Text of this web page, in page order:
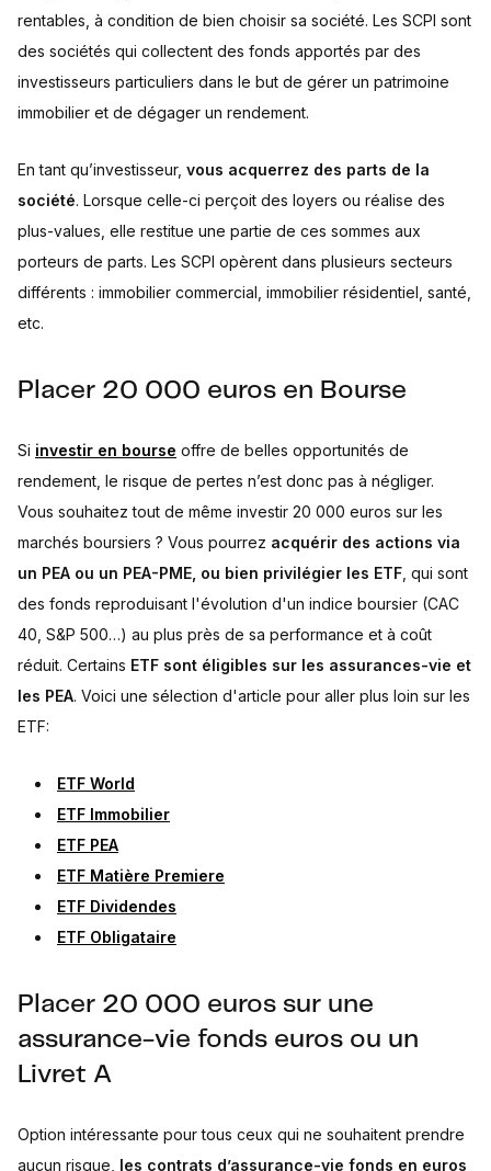
rentables, à condition de bien choisir sa société. Les SCPI sont
des sociétés qui collectent des fonds apportés par des
investisseurs particuliers dans le but de gérer un patrimoine
immobilier et de dégager un rendement.
En tant qu’investisseur, vous acquerrez des parts de la
société. Lorsque celle-ci perçoit des loyers ou réalise des
plus-values, elle restitue une partie de ces sommes aux
porteurs de parts. Les SCPI opèrent dans plusieurs secteurs
différents : immobilier commercial, immobilier résidentiel, santé,
etc.
Placer 20 000 euros en Bourse
Si investir en bourse offre de belles opportunités de
rendement, le risque de pertes n’est donc pas à négliger.
Vous souhaitez tout de même investir 20 000 euros sur les
marchés boursiers ? Vous pourrez acquérir des actions via
un PEA ou un PEA-PME, ou bien privilégier les ETF , qui sont
des fonds reproduisant l'évolution d'un indice boursier (CAC
40, S&P 500…) au plus près de sa performance et à coût
réduit. Certains ETF sont éligibles sur les assurances-vie et
les PEA. Voici une sélection d'article pour aller plus loin sur les
ETF:
ETF World
ETF Immobilier
ETF PEA
ETF Matière Premiere
ETF Dividendes
ETF Obligataire
Placer 20 000 euros sur une
assurance-vie fonds euros ou un
Livret A
Option intéressante pour tous ceux qui ne souhaitent prendre
aucun risque, les contrats d’assurance-vie fonds en euros